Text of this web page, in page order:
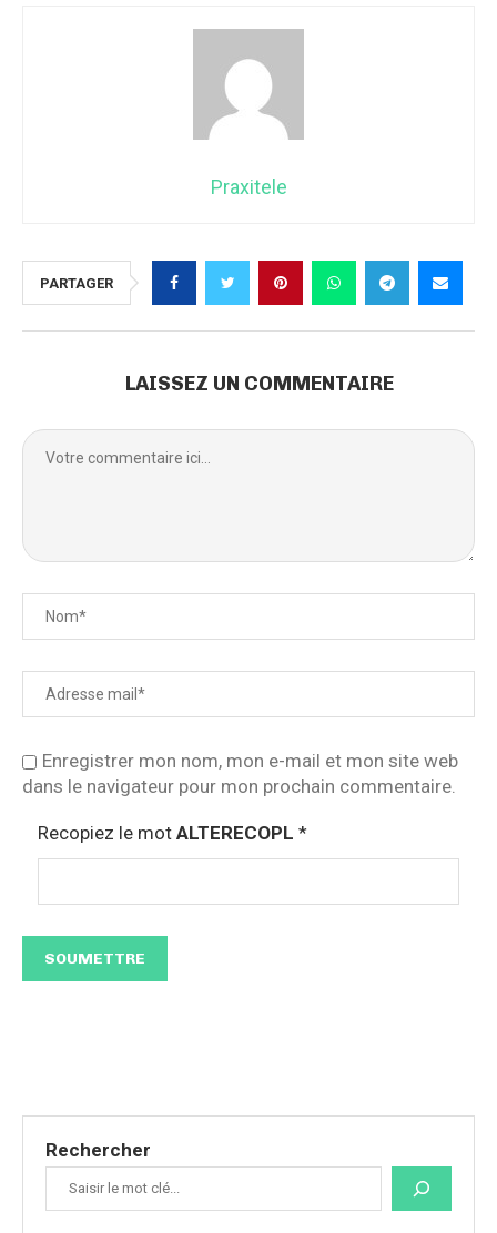
Praxitele
PARTAGER
LAISSEZ UN COMMENTAIRE
Enregistrer mon nom, mon e-mail et mon site web
dans le navigateur pour mon prochain commentaire.
Recopiez le mot ALTERECOPL *
Rechercher